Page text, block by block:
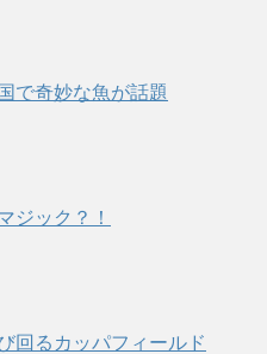
で奇妙な魚が話題
ジック？！
回るカッパフィールド